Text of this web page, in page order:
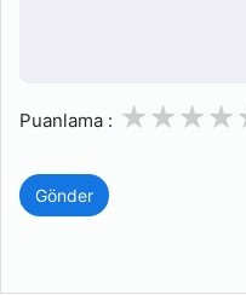
Puanlama : 2
1
Gönder